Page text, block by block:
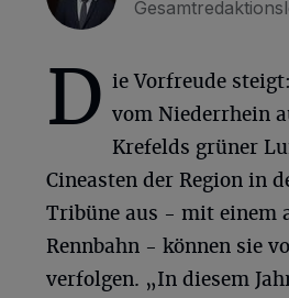
D ie Vorfreude
vom Niederrhein
Krefelds grüner
Cineasten der Region in
Tribüne aus - mit einem
Rennbahn - können sie
verfolgen. „In diesem